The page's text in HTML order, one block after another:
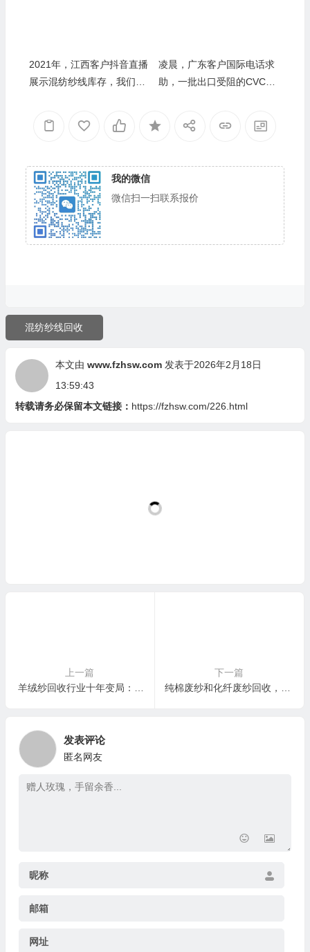
2021年，江西客户抖音直播
展示混纺纱线库存，我们连
凌晨，广东客户国际电话求
助，一批出口受阻的CVC混
价
我的微信
微信扫一扫联系报价
混纺纱线回收
本文由 www.fzhsw.com 发表于2026年2月18日
13:59:43
转载请务必保留本文链接： https://fzhsw.com/226.html
上一篇
羊绒纱回收行业十年变局：从“捡漏江湖”到“专业战场”的未来生存指南
下一篇
纯棉废纱和化纤废纱回收，下游用途和价格完全不同
发表评论
匿名网友
昵称
邮箱
网址